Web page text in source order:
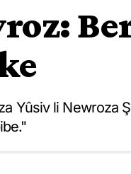
Yûsiv li Newroza